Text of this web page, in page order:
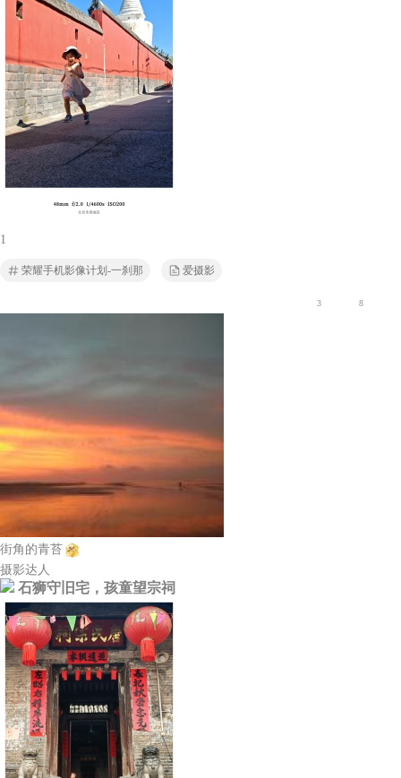
1
荣耀手机影像计划-一刹那 爱摄影
3 8
街角的青苔
摄影达人
石狮守旧宅，孩童望宗祠